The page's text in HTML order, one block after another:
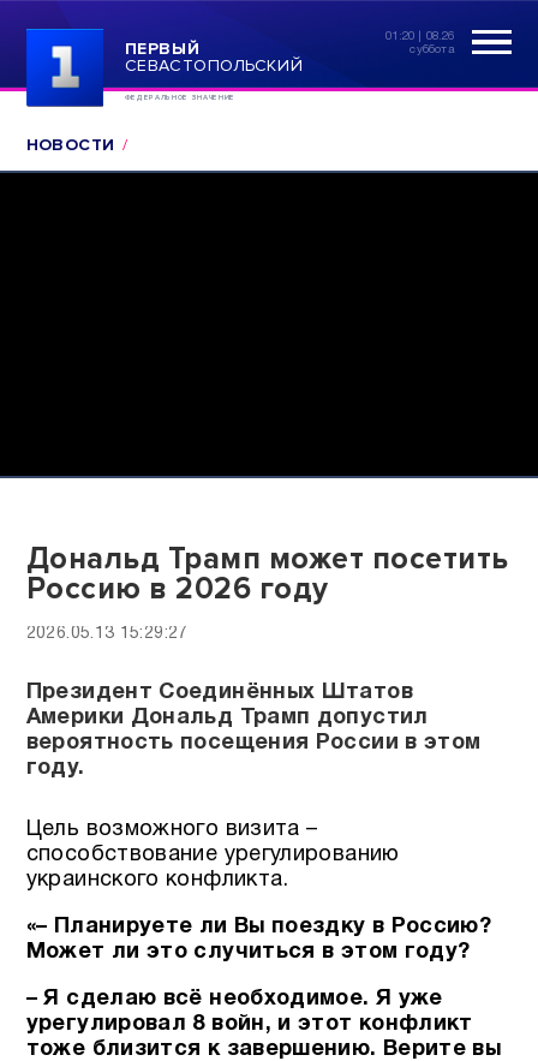
ПЕРВЫЙ
СЕВАСТОПОЛЬСКИЙ
ФЕДЕРАЛЬНОЕ ЗНАЧЕНИЕ
01:20 | 08.26
суббота
НОВОСТИ
Дональд Трамп может посетить
Россию в 2026 году
2026.05.13 15:29:27
Президент Соединённых Штатов
Америки Дональд Трамп допустил
вероятность посещения России в этом
году.
Цель возможного визита –
способствование урегулированию
украинского конфликта.
«– Планируете ли Вы поездку в Россию?
Может ли это случиться в этом году?
– Я сделаю всё необходимое. Я уже
урегулировал 8 войн, и этот конфликт
тоже близится к завершению. Верите вы